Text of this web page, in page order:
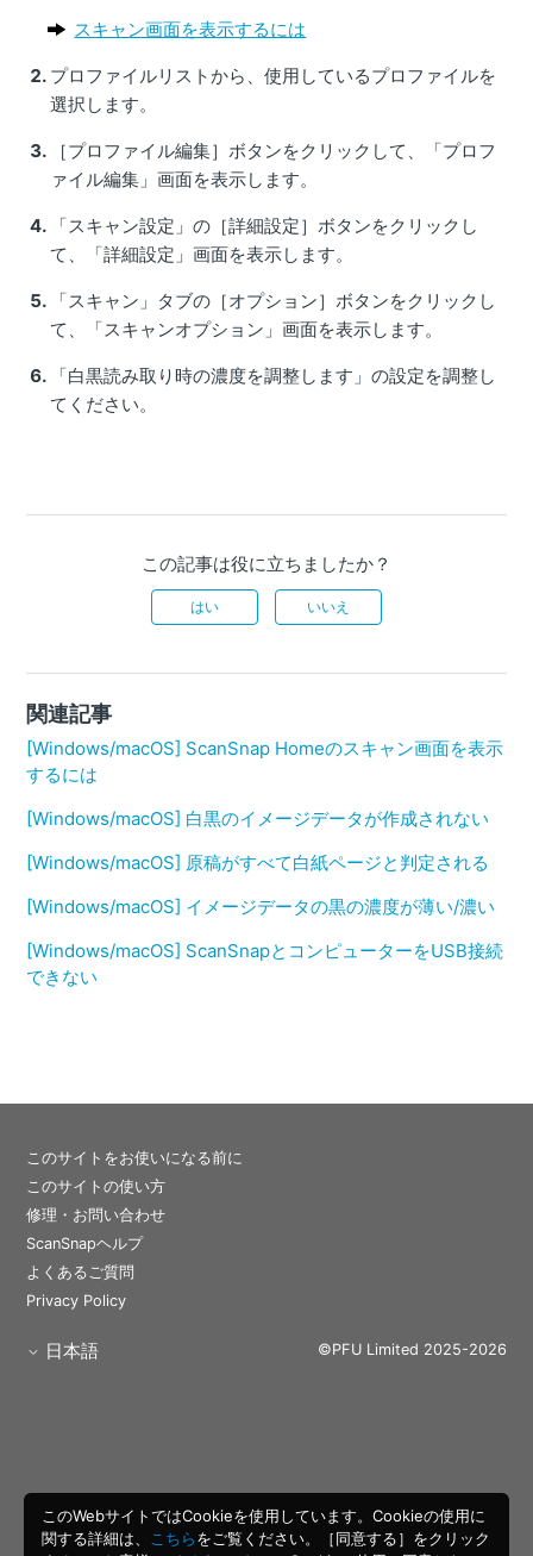
スキャン画面を表示するには
プロファイルリストから、使用しているプロファイルを
選択します。
［プロファイル編集］ボタンをクリックして、「プロフ
ァイル編集」画面を表示します。
「スキャン設定」の［詳細設定］ボタンをクリックし
て、「詳細設定」画面を表示します。
「スキャン」タブの［オプション］ボタンをクリックし
て、「スキャンオプション」画面を表示します。
「白黒読み取り時の濃度を調整します」の設定を調整し
てください。
この記事は役に立ちましたか？
はい いいえ
関連記事
[Windows/macOS] ScanSnap Homeのスキャン画面を表示
するには
[Windows/macOS] 白黒のイメージデータが作成されない
[Windows/macOS] 原稿がすべて白紙ページと判定される
[Windows/macOS] イメージデータの黒の濃度が薄い/濃い
[Windows/macOS] ScanSnapとコンピューターをUSB接続
できない
このサイトをお使いになる前に
このサイトの使い方
修理・お問い合わせ
ScanSnapヘルプ
よくあるご質問
Privacy Policy
日本語 ©PFU Limited 2025-2026
このWebサイトではCookieを使用しています。Cookieの使用に
関する詳細は、
こちらをご覧ください。［同意する］をクリック